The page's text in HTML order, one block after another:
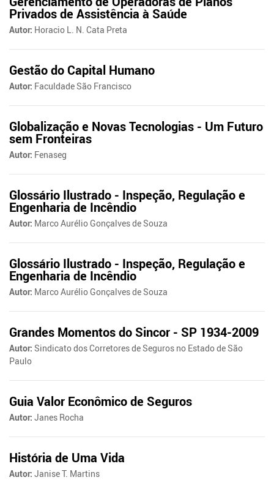
Privados de Assistência à Saúde
Autor: Horacio L. N. Cata Preta
Gestão do Capital Humano
Autor: Faculdade São Francisco
Globalização e Novas Tecnologias - Um Futuro
sem Fronteiras
Autor: Fenaseg
Glossário Ilustrado - Inspeção, Regulação e
Engenharia de Incêndio
Autor: Marco Aurélio Gonçalves de Souza
Glossário Ilustrado - Inspeção, Regulação e
Engenharia de Incêndio
Autor: Marco Aurélio Gonçalves de Souza
Grandes Momentos do Sincor - SP 1934-2009
Autor: Sindicato dos Corretores de Seguros no Estado de São
Paulo
Guia Valor Econômico de Seguros
Autor: Janes Rocha
História de Uma Vida
Autor: Janise T. Martins